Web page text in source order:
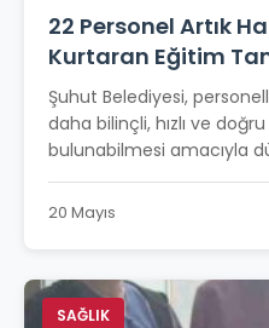
22 Personel Artık
Kurtaran Eğitim
Şuhut Belediyesi,
daha bilinçli, hızlı ve
bulunabilmesi amacıyla
20 Mayıs
SAĞLIK